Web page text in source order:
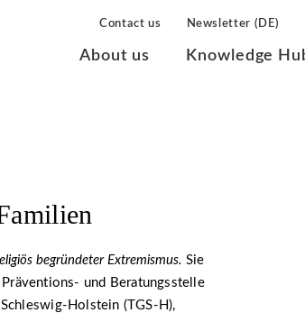
Contact us Newsletter (DE)
About us Knowledge
begründeter Extremismus. Sie
Präventions- und Beratungsstelle
Holstein (TGS-H),